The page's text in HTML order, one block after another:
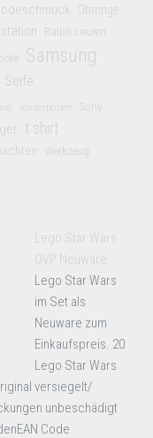
Ohrringe
Ralph Lauren
Samsung
Seife
sonderposten Sony
t shirt
Werkzeug
Lego Star Wars
OVP Neuware
Lego Star Wars
im Set als
Neuware zum
Einkaufspreis. 20
Lego Star Wars
versiegelt/
unbeschädigt
Code